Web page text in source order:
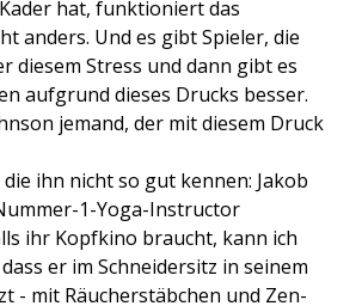
hat, funktioniert das
anders. Und es gibt Spieler, die
diesem Stress und dann gibt es
aufgrund dieses Drucks besser.
jemand, der mit diesem Druck
die ihn nicht so gut kennen: Jakob
1-Yoga-Instructor
ihr Kopfkino braucht, kann ich
er im Schneidersitz in seinem
- mit Räucherstäbchen und Zen-